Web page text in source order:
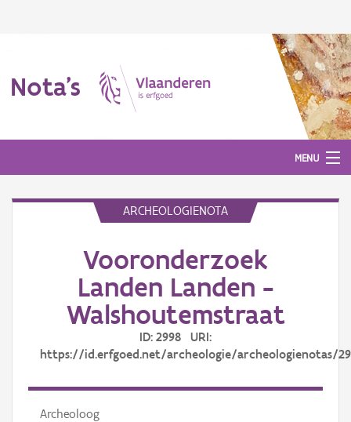
Nota's
MENU
ARCHEOLOGIENOTA
Vooronderzoek
Landen Landen -
Walshoutemstraat
ID: 2998 URI:
https://id.erfgoed.net/archeologie/archeologienotas/
Archeoloog